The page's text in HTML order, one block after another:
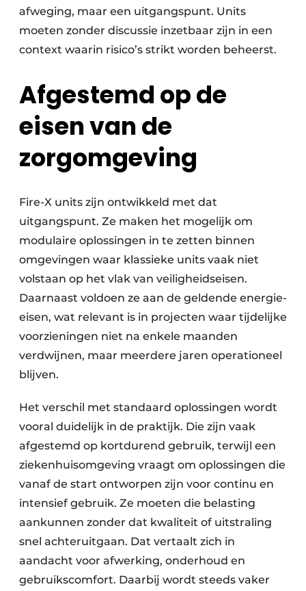
afweging, maar een uitgangspunt. Units
moeten zonder discussie inzetbaar zijn in een
context waarin risico’s strikt worden beheerst.
Afgestemd op de
eisen van de
zorgomgeving
Fire-X units zijn ontwikkeld met dat
uitgangspunt. Ze maken het mogelijk om
modulaire oplossingen in te zetten binnen
omgevingen waar klassieke units vaak niet
volstaan op het vlak van veiligheidseisen.
Daarnaast voldoen ze aan de geldende energie-
eisen, wat relevant is in projecten waar tijdelijke
voorzieningen niet na enkele maanden
verdwijnen, maar meerdere jaren operationeel
blijven.
Het verschil met standaard oplossingen wordt
vooral duidelijk in de praktijk. Die zijn vaak
afgestemd op kortdurend gebruik, terwijl een
ziekenhuisomgeving vraagt om oplossingen die
vanaf de start ontworpen zijn voor continu en
intensief gebruik. Ze moeten die belasting
aankunnen zonder dat kwaliteit of uitstraling
snel achteruitgaan. Dat vertaalt zich in
aandacht voor afwerking, onderhoud en
gebruikscomfort. Daarbij wordt steeds vaker